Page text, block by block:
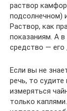
раствор
подсолнечном)
Раствор, как
показаниям. А
средство —
Если вы не
речь, то
измеряться
только